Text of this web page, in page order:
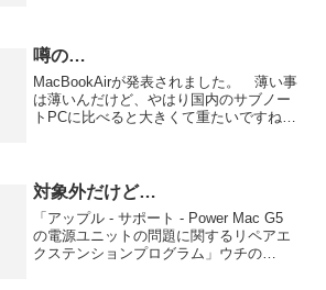
噂の…
MacBookAirが発表されました。 薄い事
は薄いんだけど、やはり国内のサブノー
トPCに比べると大きくて重たいですね
ないです...
対象外だけど…
「アップル - サポート - Power Mac G5
の電源ユニットの問題に関するリペアエ
クステンションプログラム」ウチの